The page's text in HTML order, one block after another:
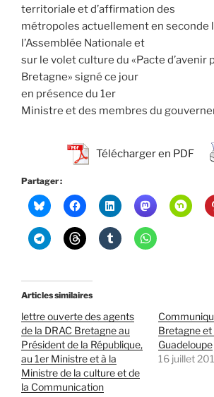
territoriale et d’affirmation des
métropoles actuellement en seconde
l’Assemblée Nationale et
sur le volet culture du «Pacte d’avenir
Bretagne» signé ce jour
en présence du 1er
Ministre et des membres du
Télécharger en PDF
Partager :
Articles similaires
lettre ouverte des agents
de la DRAC Bretagne au
Président de la République,
au 1er Ministre et à la
Ministre de la culture et de
la Communication
Bretagne et
Guadeloupe
16 juillet